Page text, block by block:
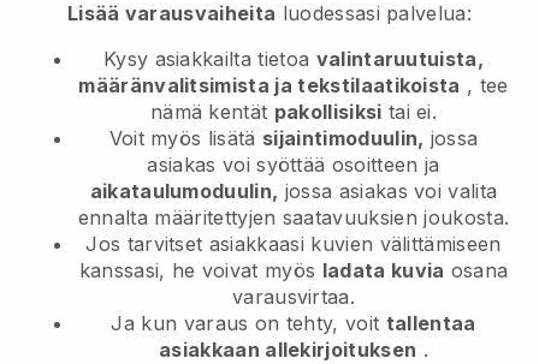
Lisää varausvaiheita luodessasi palvelua:
Kysy asiakkailta tietoa valintaruutuista,
määränvalitsimista ja tekstilaatikoista , tee
nämä kentät pakollisiksi tai ei.
Voit myös lisätä sijaintimoduulin, jossa
asiakas voi syöttää osoitteen ja
aikataulumoduulin, jossa asiakas voi valita
ennalta määritettyjen saatavuuksien joukosta.
Jos tarvitset asiakkaasi kuvien välittämiseen
kanssasi, he voivat myös ladata kuvia osana
varausvirtaa.
Ja kun varaus on tehty, voit tallentaa
asiakkaan allekirjoituksen .